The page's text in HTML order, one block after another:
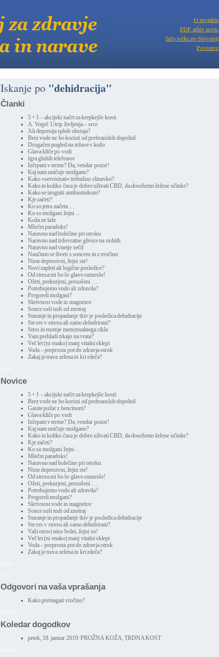
O projektu
PDF arhiv novic
Info točke po Sloveniji
Povezave
Iskanje po "dehidracija"
Članki
5 + 1 – akcijski načrt za krepkejše kosti
A. Vogel: Utrip življenja – srce
Ali depresija sploh obstaja?
Brez vode ne bo koristi od prehranskih dopolnil
Drugačen pogled na težave s kožo
Glava kliče po vodi
Igra gluhih telefonov
Izčrpani v terme? Da, vendar pozor!
Kaj nam uničuje možgane?
Kako »servisirati« trebušno slinavko?
Kako in koliko časa je dobro uživati CBD, da dosežemo želene učinke?
Kako se izogniti antibiotiokom?
Kje začeti?
Ko so jetra načeta …
Ko so možgani žejni …
Koža ne laže
Mlečni paradoks!
Naravno nad bolečine pri otroku
Naravno nad trdovratne glivice na nohtih
Naravno nad vnetje sečil
Naučimo se živeti s soncem in z vročino
Niste depresivni, žejni ste!
Novi zapleti ali logične posledice?
Od stresa mi bo še glavo razneslo!
Ožeti, prekurjeni, presušeni …
Potrebujemo vodo ali zdravila?
Pregoreli možgani?
Skrivnost vode in magnetov
Sonce suši tudi od znotraj
Staranje in propadanje tkiv je posledica dehidracije
Ste res v stresu ali samo dehidrirani?
Stres in motnje menstrualnega cikla
Vam prehladi trkajo na vrata?
Več let (ni enako) manj vitalni sklepi
Voda – preprosta pot do zdravja otrok
Zakaj je trava zelena in kri rdeča?
Novice
5 + 1 – akcijski načrt za krepkejše kosti
Brez vode ne bo koristi od prehranskih dopolnil
Gasite požar z bencinom?
Glava kliče po vodi
Izčrpani v terme? Da, vendar pozor!
Kaj nam uničuje možgane?
Kako in koliko časa je dobro uživati CBD, da dosežemo želene učinke?
Kje začeti?
Ko so možgani žejni …
Mlečni paradoks!
Naravno nad bolečine pri otroku
Niste depresivni, žejni ste!
Od stresa mi bo še glavo razneslo!
Ožeti, prekurjeni, presušeni …
Potrebujemo vodo ali zdravila?
Pregoreli možgani?
Skrivnost vode in magnetov
Sonce suši tudi od znotraj
Staranje in propadanje tkiv je posledica dehidracije
Ste res v stresu ali samo dehidrirani?
Vaši otroci niso bolni, žejni so!
Več let (ni enako) manj vitalni sklepi
Voda – preprosta pot do zdravja otrok
Zakaj je trava zelena in kri rdeča?
Odgovori na vaša vprašanja
Kako premagati vročino?
Koledar dogodkov
petek, 18. januar 2019:PROŽNA KOŽA, TRDNA KOST